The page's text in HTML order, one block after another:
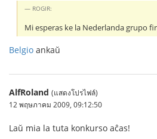
ROGIR:
Mi esperas ke la Nederlanda grupo
Belgio ankaŭ
AlfRoland (แสดงโปรไฟล์)
12 พฤษภาคม 2009, 09:12:50
Laŭ mia la tuta konkurso aĉas!